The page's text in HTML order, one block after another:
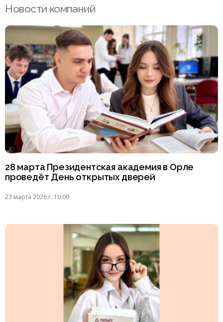
Новости компаний
28 марта Президентская академия в Орле
проведёт День открытых дверей
23 марта 2026 г. 10:00